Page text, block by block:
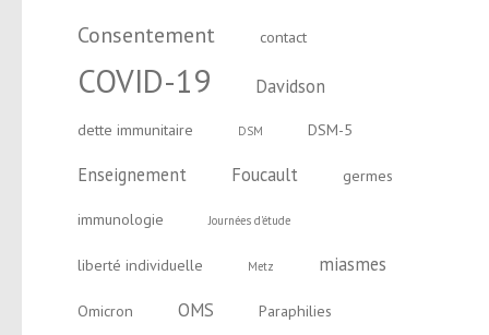
Consentement contact
COVID-19 Davidson
dette immunitaire DSM DSM-5
Enseignement Foucault germes
immunologie Journées d'étude
liberté individuelle Metz miasmes
Omicron OMS Paraphilies